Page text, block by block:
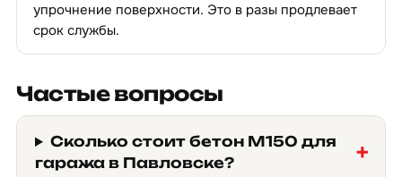
упрочнение поверхности. Это в разы продлевает
срок службы.
Частые вопросы
Сколько стоит бетон М150 для
гаража в Павловске?